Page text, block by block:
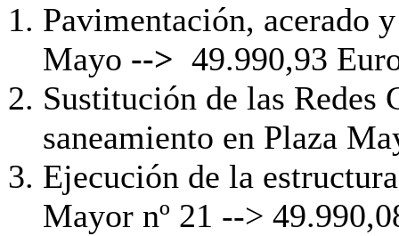
Pavimentación, acerado
Mayo --> 49.990,93
Sustitución de las Redes
saneamiento en Plaza
Ejecución de la
Mayor nº 21 -->